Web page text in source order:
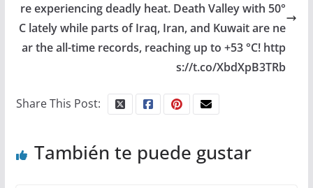
re experiencing deadly heat. Death Valley with 50°
C lately while parts of Iraq, Iran, and Kuwait are ne
ar the all-time records, reaching up to +53 °C! http
s://t.co/XbdXpB3TRb
Share This Post:
También te puede gustar